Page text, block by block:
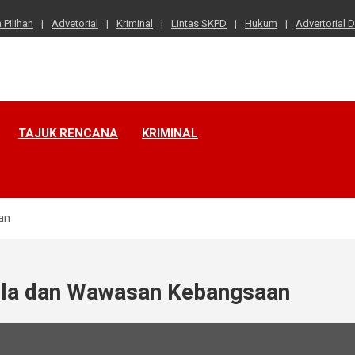
Pilihan Advetorial Kriminal Lintas SKPD Hukum Advertorial
TAJUK RENCANA KRIMINAL
dan Wawasan Kebangsaan